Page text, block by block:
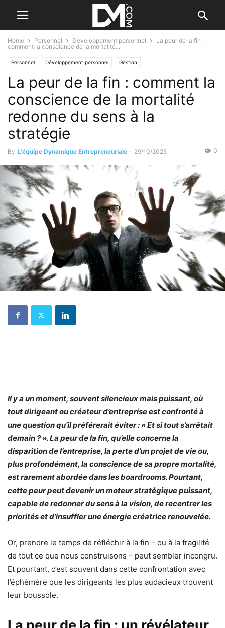
Home Personnel Développement personnel
La peur de la fin :
comment la conscience de la mortalité...
Personnel Développement personnel Gestion
Gestion du temps et du stress Le B.A. BA de la gestion
La peur de la fin : comment la
conscience de la mortalité
redonne du sens à la
stratégie
By L'équipe Dynamique Entrepreneuriale - 29/10/2025 0
Il y a un moment, souvent silencieux mais puissant, où
tout dirigeant ou créateur d’entreprise est confronté à
une question qu’il préférerait éviter : « Et si tout s’arrêtait
demain ? ». La peur de la fin, qu’elle concerne la
disparition de l’entreprise, la perte d’un projet de vie ou,
plus profondément, la conscience de sa propre mortalité,
est rarement abordée dans les boardrooms. Pourtant,
cette peur peut devenir un moteur stratégique puissant,
capable de redonner du sens à la vision, de recentrer les
priorités et d’insuffler une énergie créatrice renouvelée.
Or, prendre le temps de réfléchir à la fin – ou à la fragilité
de tout ce que nous construisons – peut sembler incongru.
Et pourtant, c’est souvent dans cette confrontation avec
l’éphémère que les dirigeants les plus audacieux trouvent
leur boussole.